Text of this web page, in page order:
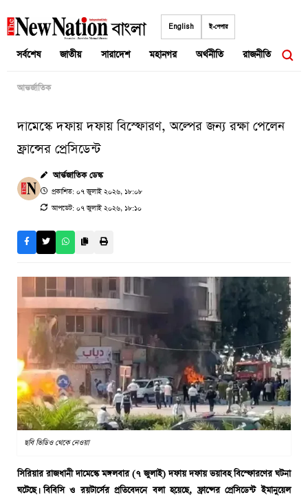
to
English ই-পেপার
সর্বশেষ জাতীয় সারাদেশ মহানগর অর্থনীতি রাজনীতি
আন্তর্জাতিক
দামেস্কে দফায় দফায় বিস্ফোরণ, অল্পের জন্য রক্ষা পেলেন
ফ্রান্সের প্রেসিডেন্ট
আর্ন্তজাতিক ডেস্ক
প্রকাশিত: ০৭ জুলাই ২০২৬, ১৮:০৮
আপডেট: ০৭ জুলাই ২০২৬, ১৮:১০
ছবি ভিডিও থেকে নেওয়া
সিরিয়ার রাজধানী দামেস্কে মঙ্গলবার (৭ জুলাই) দফায় দফায় ভয়াবহ বিস্ফোরণের ঘটনা
ঘটেছে। বিবিসি ও রয়টার্সের প্রতিবেদনে বলা হয়েছে, ফ্রান্সের প্রেসিডেন্ট ইমানুয়েল